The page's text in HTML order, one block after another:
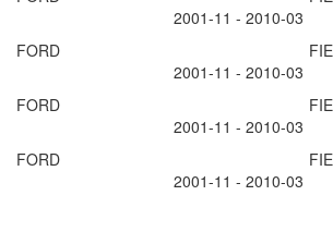
2001-11 - 2010-03
FORD FIESTA V
2001-11 - 2010-03
FORD FIESTA V
2001-11 - 2010-03
FORD FIESTA V
2001-11 - 2010-03